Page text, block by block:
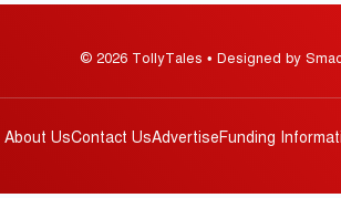
© 2026 TollyTales • Designed by
About UsContact UsAdvertiseFunding